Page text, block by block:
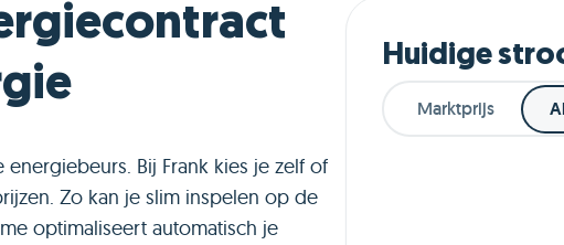
Huidige
Marktprijs
Bij Frank kies je zelf of
Zo kan je slim inspelen op de
optimaliseert automatisch je